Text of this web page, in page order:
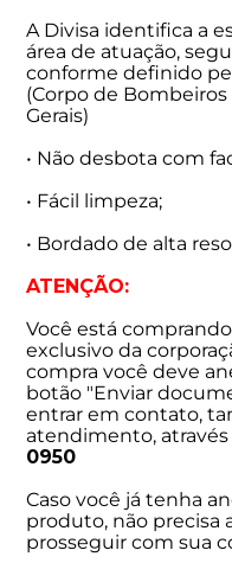
A Divisa identifica a
área de atuação,
conforme definido
(Corpo de
Gerais)
• Não desbota com
• Fácil limpeza;
• Bordado de alta
ATENÇÃO:
Você está
exclusivo da
compra você deve
botão "Enviar
entrar em contato,
atendimento,
0950
Caso você já tenha
produto, não precisa
prosseguir com sua